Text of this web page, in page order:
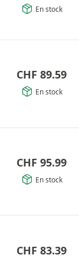
En stock
CHF 89.59
En stock
CHF 95.99
En stock
CHF 83.39